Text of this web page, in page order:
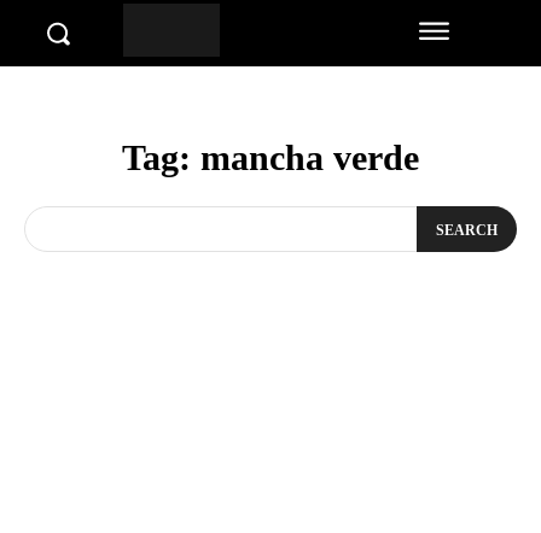
Tag: mancha verde
SEARCH